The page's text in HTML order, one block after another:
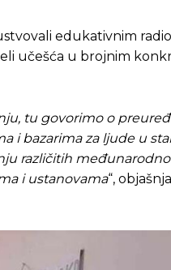
da živi, Redakcija
da živi, Redakcija
edukativnim
učešća u brojnim
tu govorimo o
i bazarima za ljude u
različitih
i ustanovama“,